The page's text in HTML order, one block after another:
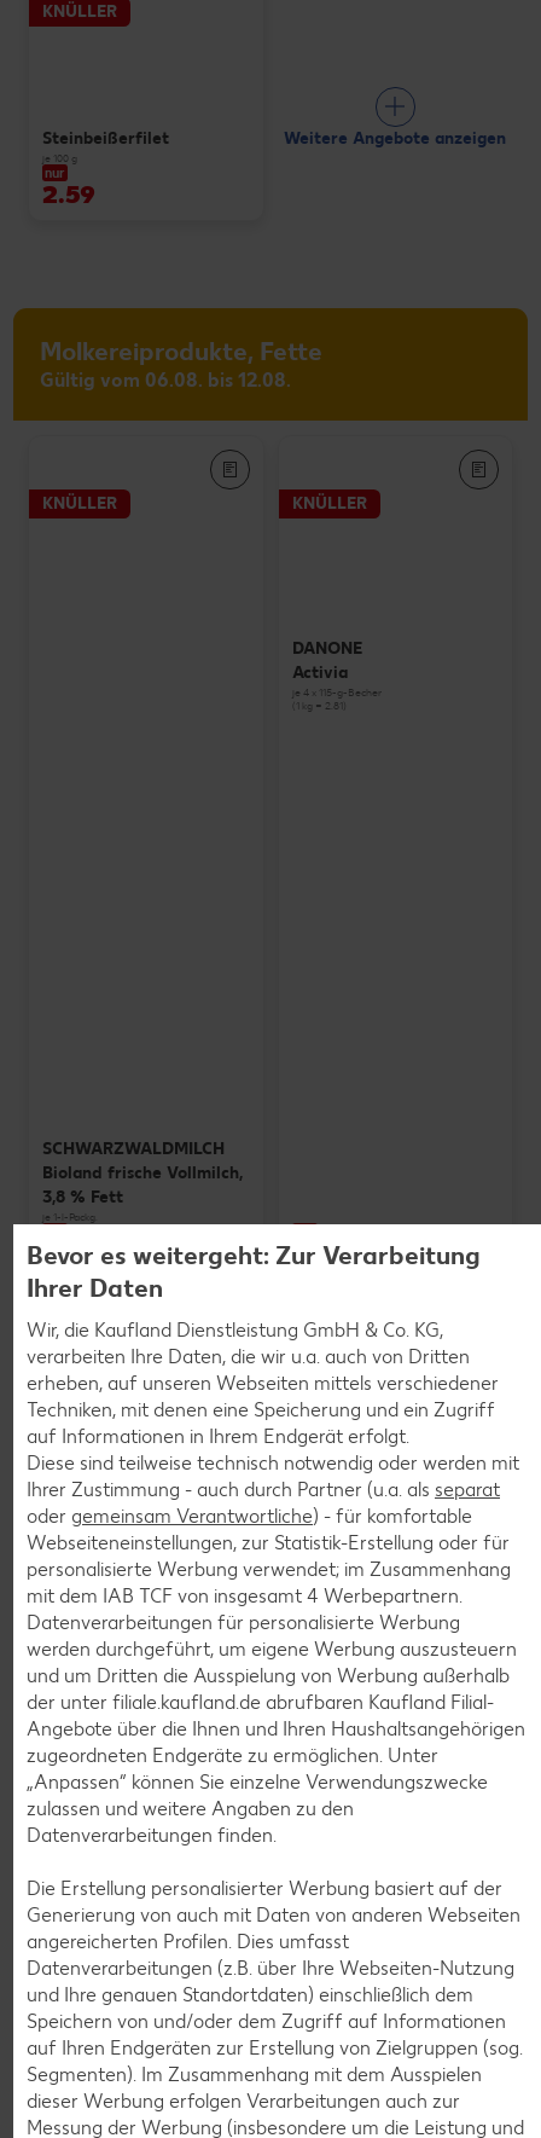
KNÜLLER
Steinbeißerfilet
je 100 g
nur
2.59
Weitere Angebote anzeigen
Molkereiprodukte, Fette
Gültig vom 06.08. bis 12.08.
KNÜLLER
SCHWARZWALDMILCH
Bioland frische Vollmilch,
3,8 % Fett
je 1-l-Packg.
1.59
KNÜLLER
DANONE
Activia
je 4 x 115-g-Becher
(1 kg = 2.81)
1.29
K-TAKE IT VEGGIE
Veganer Cocogurt vegan,
versch. Sorten
je 400-g-Becher
(1 kg = 3.23)
nur
1.29
Weitere Angebote anzeigen
Diese Artikel findest du an unserer
Frischetheke
ROYAL ORANGE
Maasdam
je 100 g
-56%
0.69
Weitere Angebote anzeigen
Bevor es weitergeht: Zur Verarbeitung
Ihrer Daten
Wir, die Kaufland Dienstleistung GmbH & Co. KG,
verarbeiten Ihre Daten, die wir u.a. auch von Dritten
erheben, auf unseren Webseiten mittels verschiedener
Techniken, mit denen eine Speicherung und ein Zugriff
auf Informationen in Ihrem Endgerät erfolgt.
Diese sind teilweise technisch notwendig oder werden mit
Ihrer Zustimmung - auch durch Partner (u.a. als separat
oder gemeinsam Verantwortliche) - für komfortable
Webseiteneinstellungen, zur Statistik-Erstellung oder für
personalisierte Werbung verwendet; im Zusammenhang
mit dem IAB TCF von insgesamt 4 Werbepartnern.
Datenverarbeitungen für personalisierte Werbung
werden durchgeführt, um eigene Werbung auszusteuern
und um Dritten die Ausspielung von Werbung außerhalb
der unter filiale.kaufland.de abrufbaren Kaufland Filial-
Angebote über die Ihnen und Ihren Haushaltsangehörigen
zugeordneten Endgeräte zu ermöglichen. Unter
„Anpassen“ können Sie einzelne Verwendungszwecke
zulassen und weitere Angaben zu den
Datenverarbeitungen finden.
Die Erstellung personalisierter Werbung basiert auf der
Generierung von auch mit Daten von anderen Webseiten
angereicherten Profilen. Dies umfasst
Datenverarbeitungen (z.B. über Ihre Webseiten-Nutzung
und Ihre genauen Standortdaten) einschließlich dem
Speichern von und/oder dem Zugriff auf Informationen
auf Ihren Endgeräten zur Erstellung von Zielgruppen (sog.
Segmenten). Im Zusammenhang mit dem Ausspielen
dieser Werbung erfolgen Verarbeitungen auch zur
Messung der Werbung (insbesondere um die Leistung und